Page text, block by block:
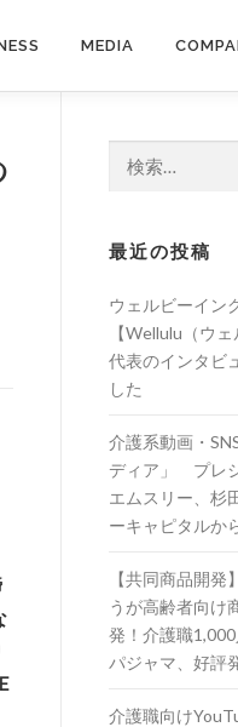
MEDIA
最近の投稿
ウェルビーイン
【Wellulu（ウ
代表のインタビ
した
介護系動画・
ディア」 プレ
エムスリー、杉
ーキャピタルか
【共同商品開発
うが高齢者向け
発！介護職
パジャマ、好評
介護職向け